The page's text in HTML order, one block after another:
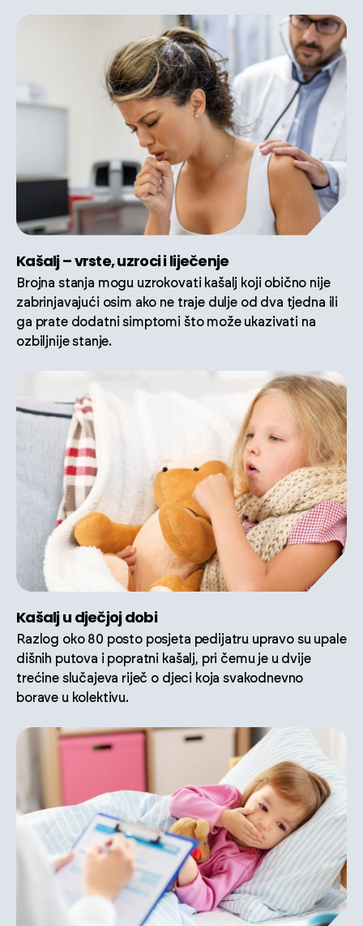
Kašalj – vrste, uzroci i liječenje
Brojna stanja mogu uzrokovati kašalj koji obično nije
zabrinjavajući osim ako ne traje dulje od dva tjedna ili
ga prate dodatni simptomi što može ukazivati na
ozbiljnije stanje.
Kašalj u dječjoj dobi
Razlog oko 80 posto posjeta pedijatru upravo su upale
dišnih putova i popratni kašalj, pri čemu je u dvije
trećine slučajeva riječ o djeci koja svakodnevno
borave u kolektivu.